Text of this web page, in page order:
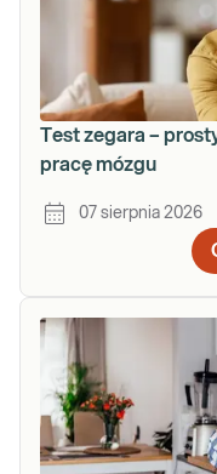
Test zegara –
pracę mózgu
07 sierpnia 2026